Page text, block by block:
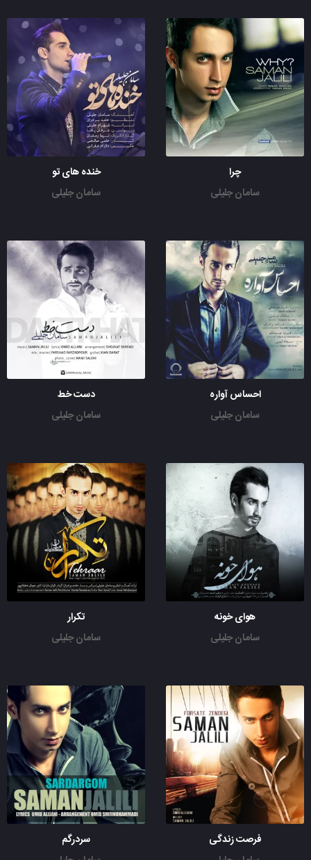
چرا
سامان جلیلی
خنده های تو
سامان جلیلی
احساس آواره
سامان جلیلی
دست خط
سامان جلیلی
هوای خونه
سامان جلیلی
تکرار
سامان جلیلی
فرصت زندگی
سردرگم